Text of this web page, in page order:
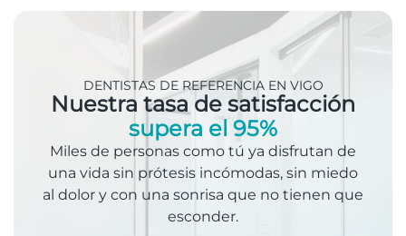
DENTISTAS DE REFERENCIA EN VIGO
Nuestra tasa de satisfacción
supera el 95%
Miles de personas como tú ya disfrutan de
una vida sin prótesis incómodas, sin miedo
al dolor y con una sonrisa que no tienen que
esconder.